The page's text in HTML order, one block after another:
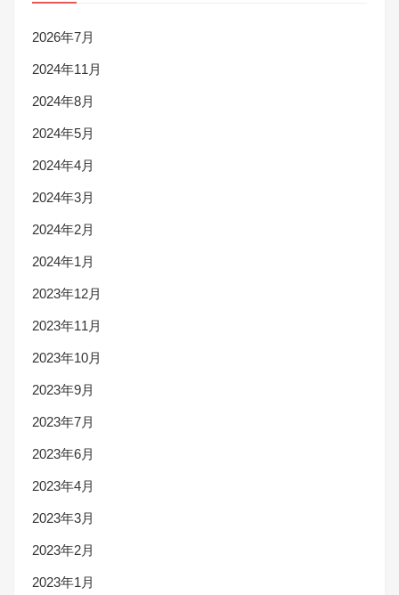
2026年7月
2024年11月
2024年8月
2024年5月
2024年4月
2024年3月
2024年2月
2024年1月
2023年12月
2023年11月
2023年10月
2023年9月
2023年7月
2023年6月
2023年4月
2023年3月
2023年2月
2023年1月